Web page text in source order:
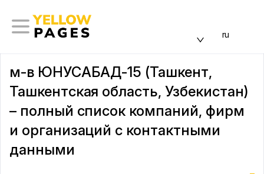
ru
м-в ЮНУСАБАД-15 (Ташкент,
Ташкентская область, Узбекистан)
– полный список компаний, фирм
и организаций с контактными
данными